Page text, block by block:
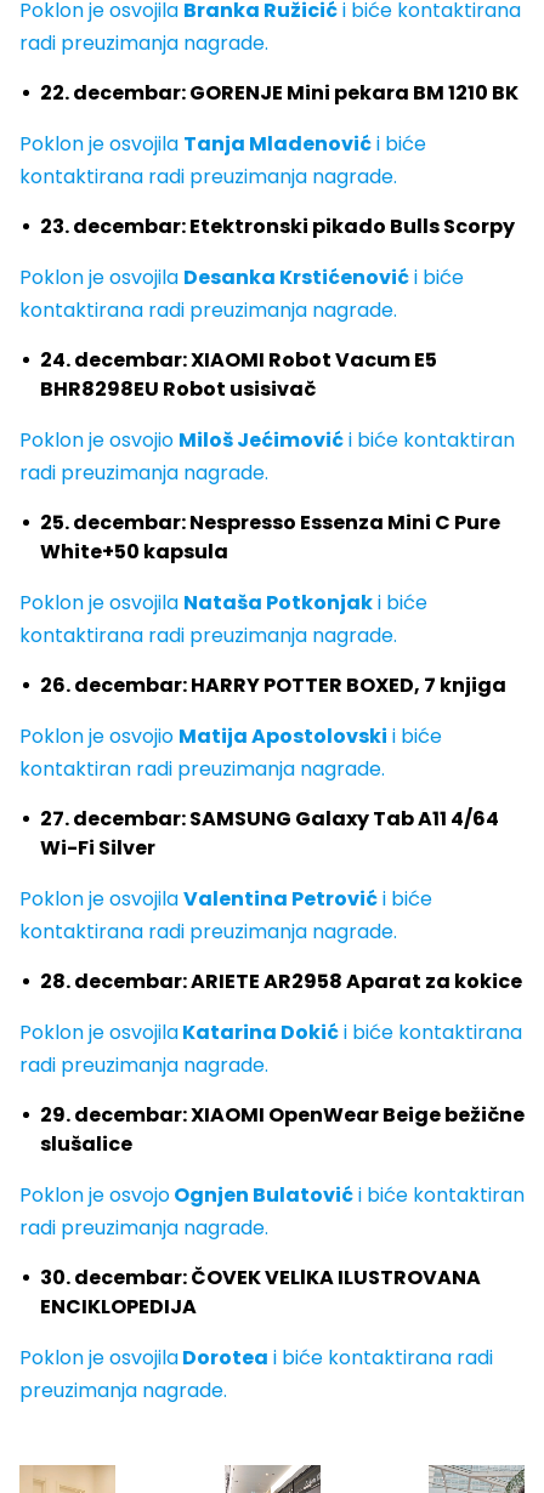
Poklon je osvojila Branka Ružicići biće kontaktirana
radi preuzimanja nagrade.
22. decembar: GORENJE Mini pekara BM 1210 BK
Poklon je osvojila Tanja Mladenovići biće
kontaktirana radi preuzimanja nagrade.
23. decembar: Etektronski pikado Bulls Scorpy
Poklon je osvojila Desanka Krstićenovići biće
kontaktirana radi preuzimanja nagrade.
24. decembar: XIAOMI Robot Vacum E5
BHR8298EU Robot usisivač
Poklon je osvojio Miloš Jećimovići biće kontaktiran
radi preuzimanja nagrade.
25. decembar: Nespresso Essenza Mini C Pure
White+50 kapsula
Poklon je osvojila Nataša Potkonjaki biće
kontaktirana radi preuzimanja nagrade.
26. decembar: HARRY POTTER BOXED, 7 knjiga
Poklon je osvojio Matija Apostolovski i biće
kontaktiran radi preuzimanja nagrade.
27. decembar: SAMSUNG Galaxy Tab A11 4/64
Wi-Fi Silver
Poklon je osvojilaValentina Petrovići biće
kontaktirana radi preuzimanja nagrade.
28. decembar: ARIETE AR2958 Aparat za kokice
Poklon je osvojilaKatarina Dokići biće kontaktirana
radi preuzimanja nagrade.
29. decembar: XIAOMI OpenWear Beige bežične
slušalice
Poklon je osvojoOgnjen Bulatovići biće kontaktiran
radi preuzimanja nagrade.
30. decembar: ČOVEK VELlKA ILUSTROVANA
ENCIKLOPEDIJA
Poklon je osvojilaDorotea i biće kontaktirana radi
preuzimanja nagrade.